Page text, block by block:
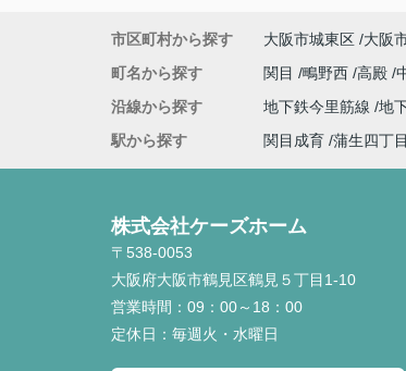
市区町村から探す 大阪市城東区 大阪
町名から探す
関目 鴫野西 高殿
沿線から探す
地下鉄今里筋線 地
駅から探す
関目成育 蒲生四丁目
株式会社ケーズホーム
〒538-0053
大阪府大阪市鶴見区鶴見５丁目1-10
営業時間： 09：00～18：00
定休日： 毎週火・水曜日